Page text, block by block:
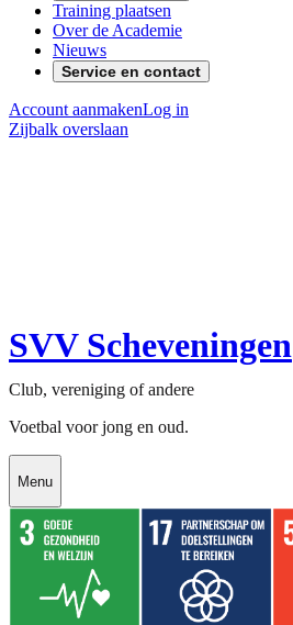
Training plaatsen
Over de Academie
Nieuws
Service en contact
Account aanmakenLog in
Zijbalk overslaan
SVV Scheveningen
Club, vereniging of andere
Voetbal voor jong en oud.
Menu